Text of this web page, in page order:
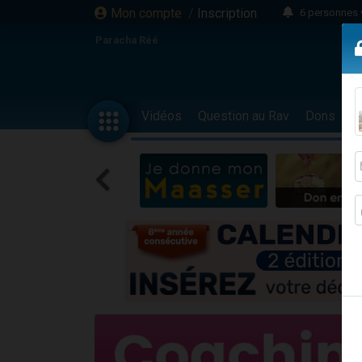
Mon compte / Inscription
6 personnes
4
17
4
Il reste
Eva vient de
4 personnes
3 personnes
3
Odaya vient
2
30
Paracha Réé
Vidéos Question au Rav Dons